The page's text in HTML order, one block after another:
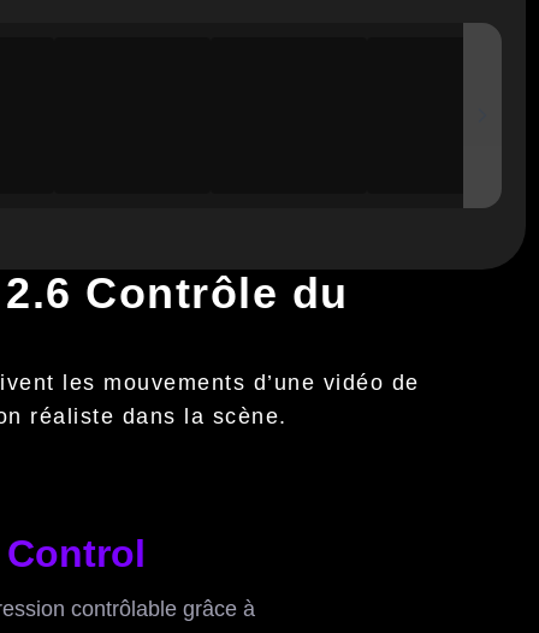
Contrôle du
les mouvements d’une vidéo de
réaliste dans la scène.
contrôlable grâce à